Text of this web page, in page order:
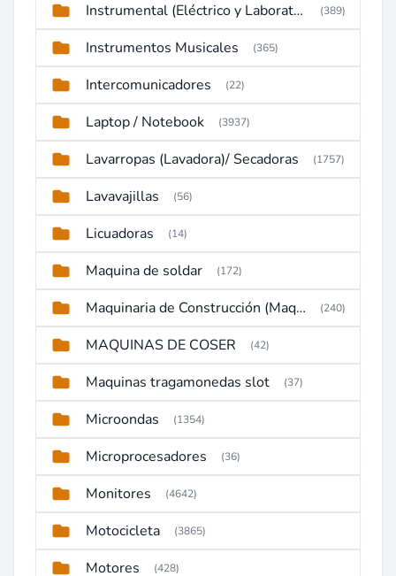
Instrumental (Eléctrico y Laboratorio) (389)
Instrumentos Musicales (365)
Intercomunicadores (22)
Laptop / Notebook (3937)
Lavarropas (Lavadora)/ Secadoras (1757)
Lavavajillas (56)
Licuadoras (14)
Maquina de soldar (172)
Maquinaria de Construcción (Maquinaria Pesada) (240)
MAQUINAS DE COSER (42)
Maquinas tragamonedas slot (37)
Microondas (1354)
Microprocesadores (36)
Monitores (4642)
Motocicleta (3865)
Motores (428)